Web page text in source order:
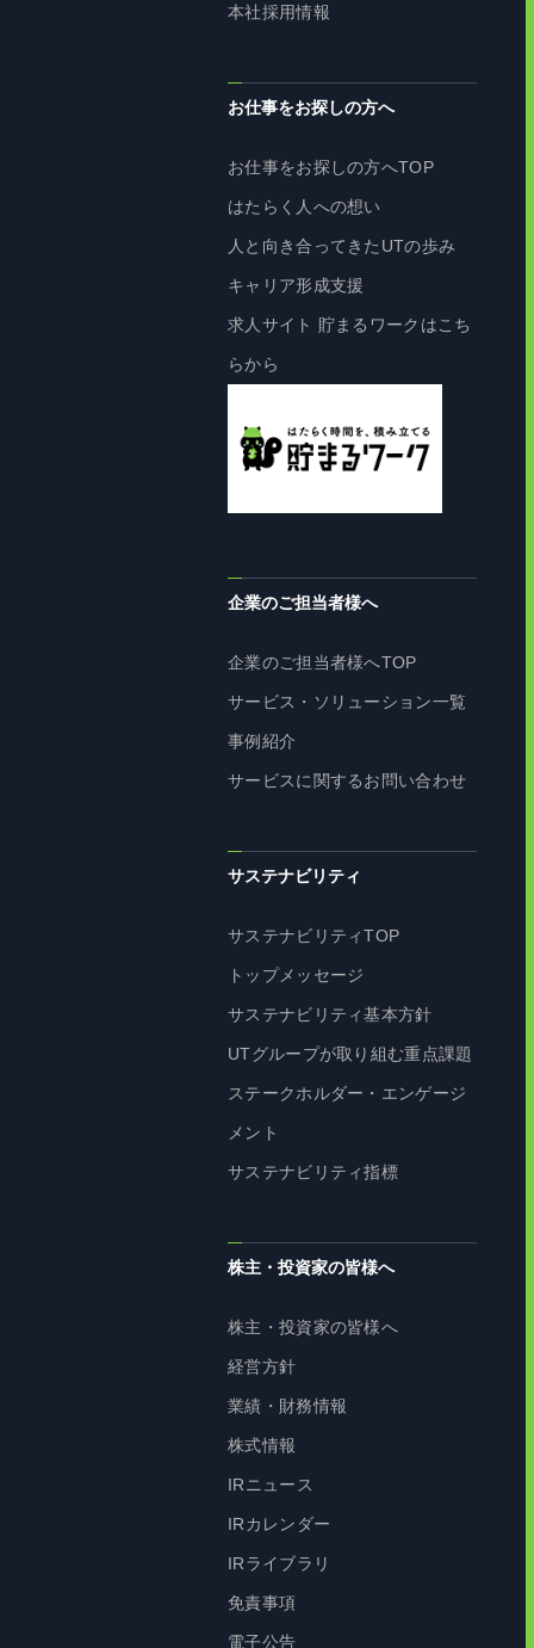
本社採用情報
お仕事をお探しの方へ
お仕事をお探しの方へTOP
はたらく人への想い
人と向き合ってきたUTの歩み
キャリア形成支援
求人サイト 貯まるワークはこち
らから
企業のご担当者様へ
企業のご担当者様へTOP
サービス・ソリューション一覧
事例紹介
サービスに関するお問い合わせ
サステナビリティ
サステナビリティTOP
トップメッセージ
サステナビリティ基本方針
UTグループが取り組む重点課題
ステークホルダー・エンゲージ
メント
サステナビリティ指標
株主・投資家の皆様へ
株主・投資家の皆様へ
経営方針
業績・財務情報
株式情報
IRニュース
IRカレンダー
IRライブラリ
免責事項
電子公告